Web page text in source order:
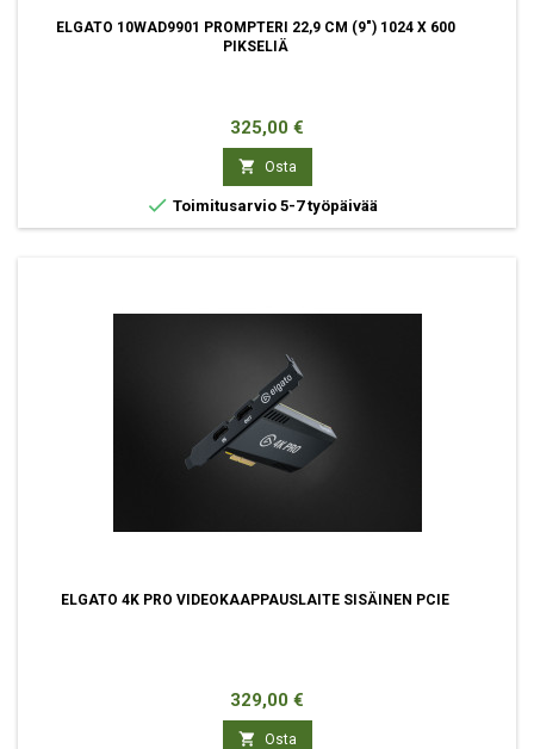
ELGATO 10WAD9901 PROMPTERI 22,9 CM (9") 1024 X 600
PIKSELIÄ
Hinta
325,00 €
 Osta
 Toimitusarvio 5-7 työpäivää
ELGATO 4K PRO VIDEOKAAPPAUSLAITE SISÄINEN PCIE
Hinta
329,00 €
 Osta